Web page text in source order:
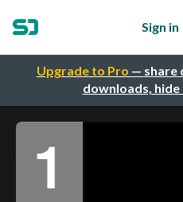
Upgrade to Pro — share
downloads,
Sign in